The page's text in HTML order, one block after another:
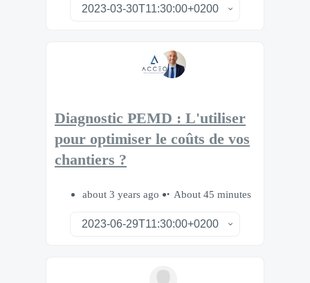
Diagnostic PEMD : L'utiliser
pour optimiser le coûts de vos
chantiers ?
about 3 years ago About 45 minutes